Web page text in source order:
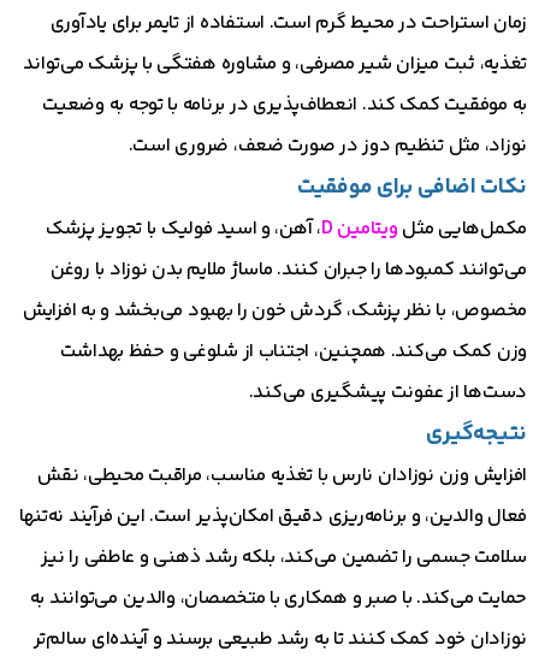
زمان استراحت در محیط گرم است. استفاده از تایمر برای یادآوری
تغذیه، ثبت میزان شیر مصرفی، و مشاوره هفتگی با پزشک می‌تواند
به موفقیت کمک کند. انعطاف‌پذیری در برنامه با توجه به وضعیت
نوزاد، مثل تنظیم دوز در صورت ضعف، ضروری است.
نکات اضافی برای موفقیت
مکمل‌هایی مثل ویتامین D ، آهن، و اسید فولیک با تجویز پزشک
می‌توانند کمبودها را جبران کنند. ماساژ ملایم بدن نوزاد با روغن
مخصوص، با نظر پزشک، گردش خون را بهبود می‌بخشد و به افزایش
وزن کمک می‌کند. همچنین، اجتناب از شلوغی و حفظ بهداشت
دست‌ها از عفونت پیشگیری می‌کند.
نتیجه‌گیری
افزایش وزن نوزادان نارس با تغذیه مناسب، مراقبت محیطی، نقش
فعال والدین، و برنامه‌ریزی دقیق امکان‌پذیر است. این فرآیند نه‌تنها
سلامت جسمی را تضمین می‌کند، بلکه رشد ذهنی و عاطفی را نیز
حمایت می‌کند. با صبر و همکاری با متخصصان، والدین می‌توانند به
نوزادان خود کمک کنند تا به رشد طبیعی برسند و آینده‌ای سالم‌تر